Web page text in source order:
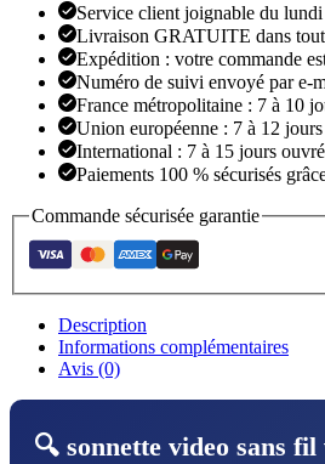
Service client joignable du
Livraison GRATUITE dans
Expédition : votre commande
Numéro de suivi envoyé par e-
France métropolitaine : 7 à 10
Union européenne : 7 à 12
International : 7 à 15 jours
Paiements 100 % sécurisés
Commande sécurisée garantie
Description
Informations complémentaires
Avis (0)
🔍 sonnette video sans